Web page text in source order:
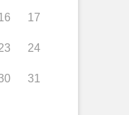
17
24
31